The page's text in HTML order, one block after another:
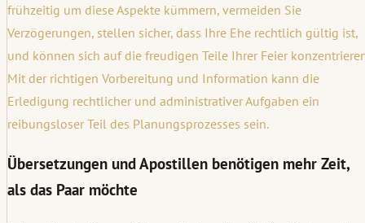
frühzeitig um diese Aspekte kümmern, vermeiden Sie
Verzögerungen, stellen sicher, dass Ihre Ehe rechtlich gültig ist,
und können sich auf die freudigen Teile Ihrer Feier
Mit der richtigen Vorbereitung und Information kann die
Erledigung rechtlicher und administrativer Aufgaben ein
reibungsloser Teil des Planungsprozesses sein.
Übersetzungen und Apostillen benötigen mehr Zeit,
als das Paar möchte